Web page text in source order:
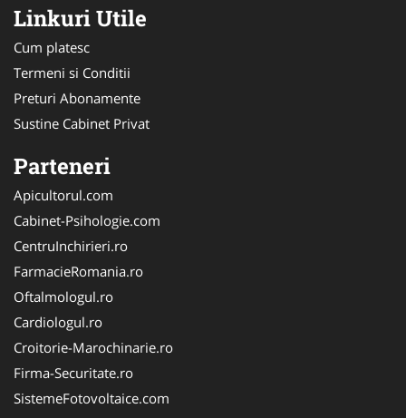
Linkuri Utile
Cum platesc
Termeni si Conditii
Preturi Abonamente
Sustine Cabinet Privat
Parteneri
Apicultorul.com
Cabinet-Psihologie.com
CentruInchirieri.ro
FarmacieRomania.ro
Oftalmologul.ro
Cardiologul.ro
Croitorie-Marochinarie.ro
Firma-Securitate.ro
SistemeFotovoltaice.com